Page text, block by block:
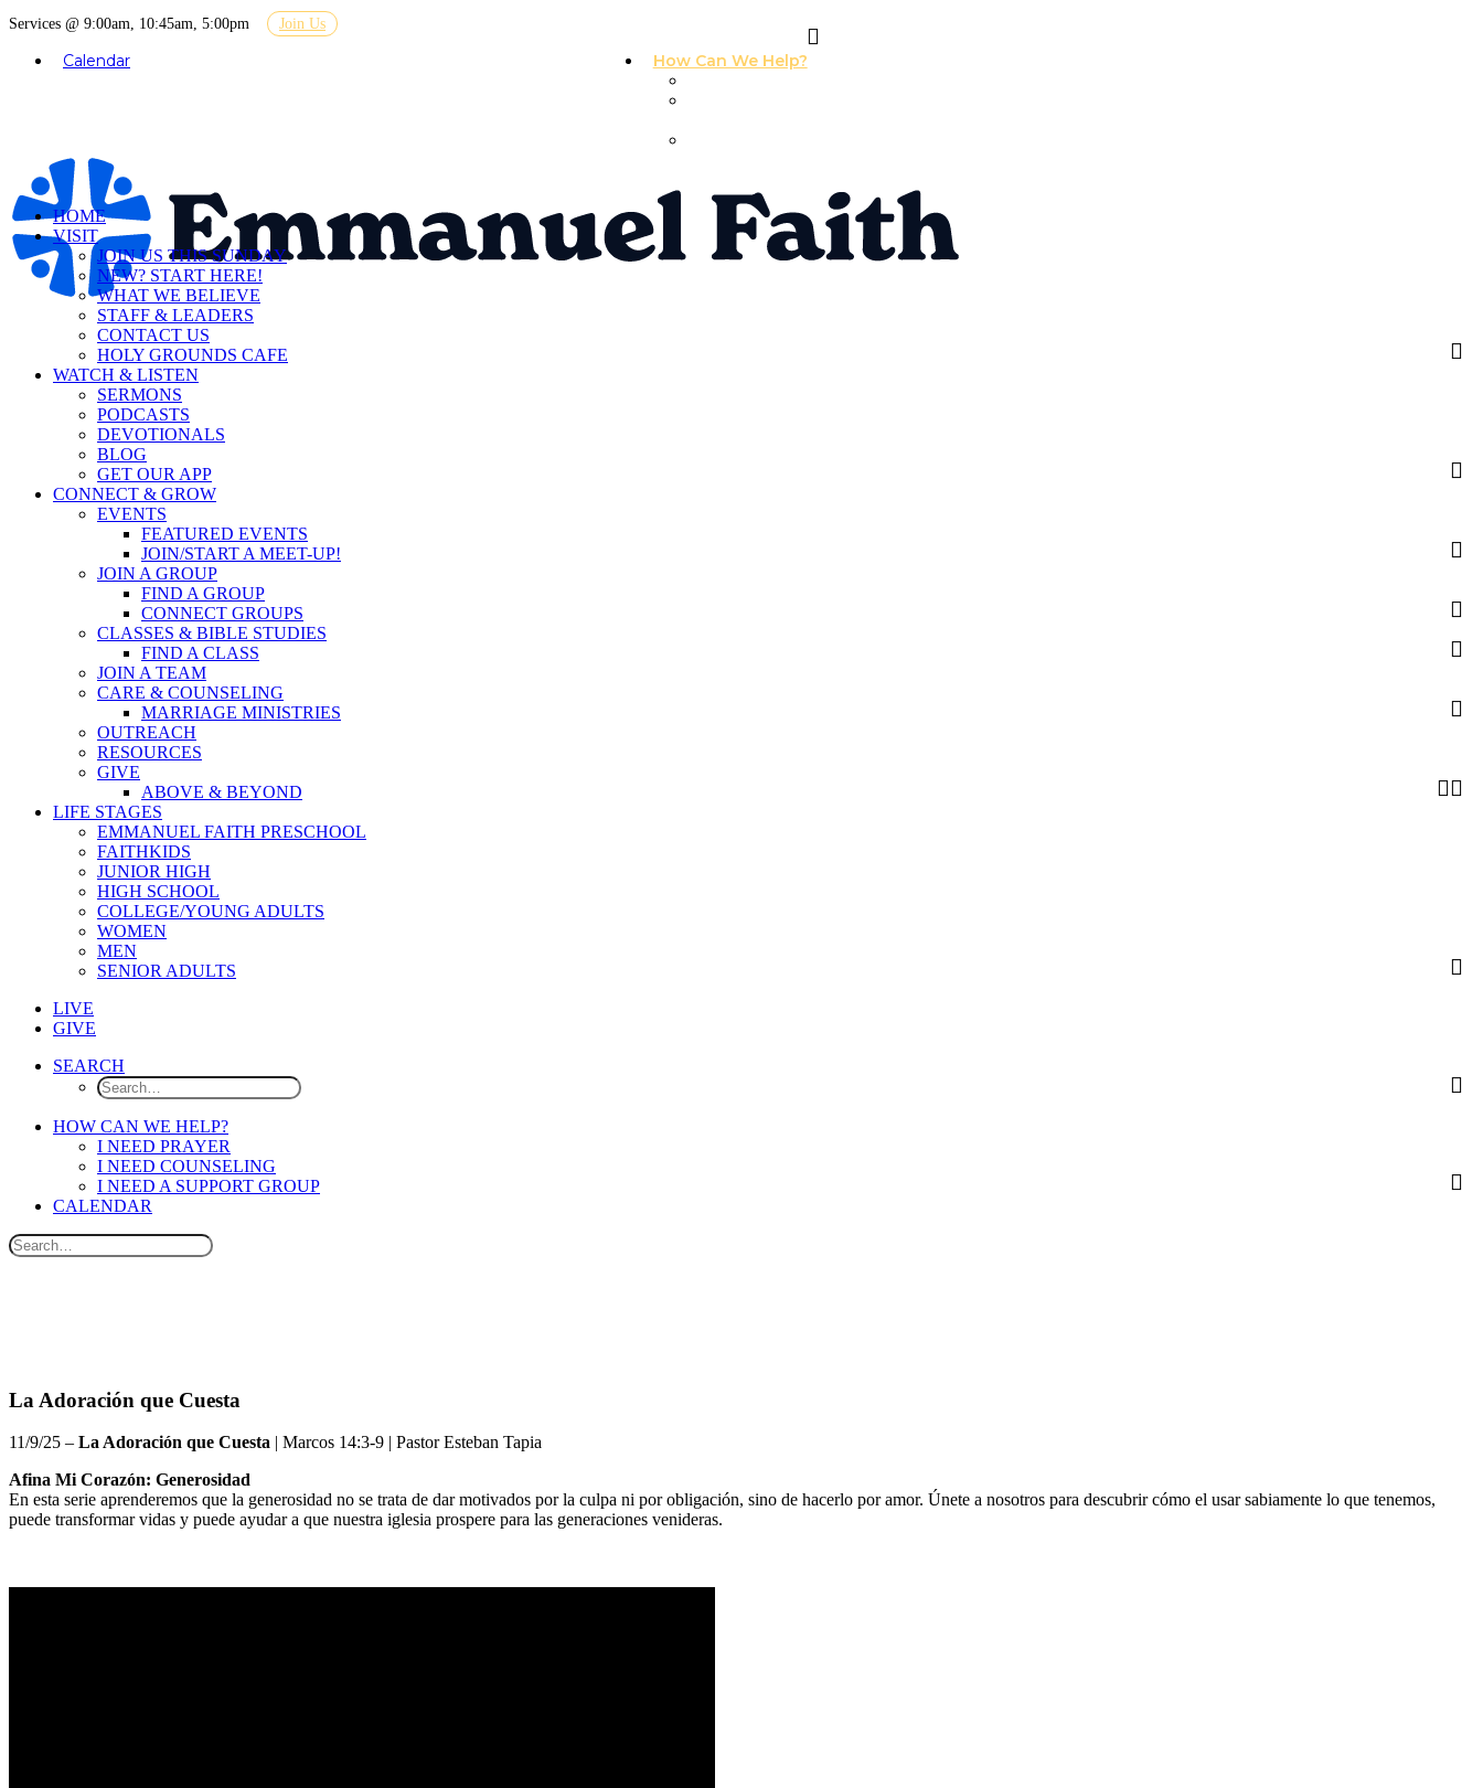
Services @ 9:00am, 10:45am, 5:00pm Join Us
How Can We Help?
Calendar
HOME
VISIT
JOIN US THIS SUNDAY
NEW? START HERE!
WHAT WE BELIEVE
STAFF & LEADERS
CONTACT US
HOLY GROUNDS CAFE
WATCH & LISTEN
SERMONS
PODCASTS
DEVOTIONALS
BLOG
GET OUR APP
CONNECT & GROW
EVENTS
FEATURED EVENTS
JOIN/START A MEET-UP!
JOIN A GROUP
FIND A GROUP
CONNECT GROUPS
CLASSES & BIBLE STUDIES
FIND A CLASS
JOIN A TEAM
CARE & COUNSELING
MARRIAGE MINISTRIES
OUTREACH
RESOURCES
GIVE
ABOVE & BEYOND
LIFE STAGES
EMMANUEL FAITH PRESCHOOL
FAITHKIDS
JUNIOR HIGH
HIGH SCHOOL
COLLEGE/YOUNG ADULTS
WOMEN
MEN
SENIOR ADULTS
LIVE
GIVE
SEARCH
HOW CAN WE HELP?
I NEED PRAYER
I NEED COUNSELING
I NEED A SUPPORT GROUP
CALENDAR
La Adoración que Cuesta
11/9/25 – La Adoración que Cuesta | Marcos 14:3-9 | Pastor Esteban Tapia
Afina Mi Corazón: Generosidad
En esta serie aprenderemos que la generosidad no se trata de dar motivados por la culpa ni por obligación, sino de hacerlo por amor. Únete a nosotros para descubrir cómo el usar sabiamente lo que tenemos,
puede transformar vidas y puede ayudar a que nuestra iglesia prospere para las generaciones venideras.